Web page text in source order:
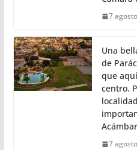
7
Una
de
que
centro.
7